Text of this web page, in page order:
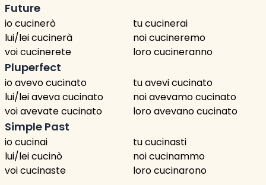
Future
io cucinerò
tu cucinerai
lui/lei cucinerà
noi cucineremo
voi cucinerete
loro cucineranno
Pluperfect
io avevo cucinato
tu avevi cucinato
lui/lei aveva cucinato
noi avevamo cucinato
voi avevate cucinato
loro avevano cucinato
Simple Past
io cucinai
tu cucinasti
lui/lei cucinò
noi cucinammo
voi cucinaste
loro cucinarono